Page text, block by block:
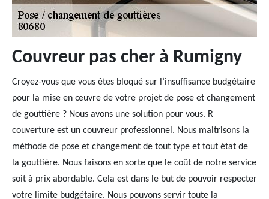
Couvreur pas cher à Rumigny
Croyez-vous que vous êtes bloqué sur l’insuffisance budgétaire
pour la mise en œuvre de votre projet de pose et changement
de gouttière ? Nous avons une solution pour vous. R
couverture est un couvreur professionnel. Nous maitrisons la
méthode de pose et changement de tout type et tout état de
la gouttière. Nous faisons en sorte que le coût de notre service
soit à prix abordable. Cela est dans le but de pouvoir respecter
votre limite budgétaire. Nous pouvons servir toute la